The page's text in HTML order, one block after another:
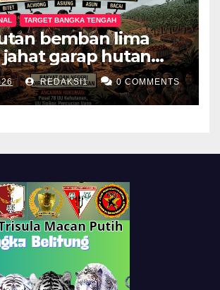
TARGET BANGKA TENGAH
bemban lima
garap hutan
jadi perkebunan
dan rakyat
habis habisan
REDAKSI1 0 COMMENTS